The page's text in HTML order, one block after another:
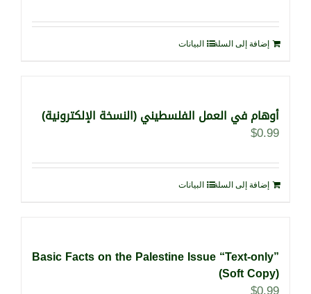
إضافة إلى السلة البيانات
أوهام في العمل الفلسطيني (النسخة الإلكترونية)
$0.99
إضافة إلى السلة البيانات
Basic Facts on the Palestine Issue “Text-only”
(Soft Copy)
$0.99